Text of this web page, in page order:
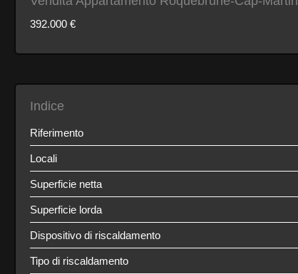
392.000 €
Indice
Riferimento
Locali
Superficie netta
Superficie lorda
Dispositivo di riscaldamento
Tipo di riscaldamento